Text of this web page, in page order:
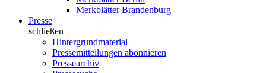
Merkblätter Brandenburg
Presse
schließen
Hintergrundmaterial
Pressemitteilungen abonnieren
Pressearchiv